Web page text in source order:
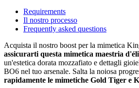
Requirements
Il nostro processo
Frequently asked questions
Acquista il nostro boost per la mimetica
assicurarti questa mimetica maestria
un'estetica dorata mozzafiato e dettagli
BO6 nel tuo arsenale. Salta la noiosa
rapidamente le mimetiche Gold Tiger e